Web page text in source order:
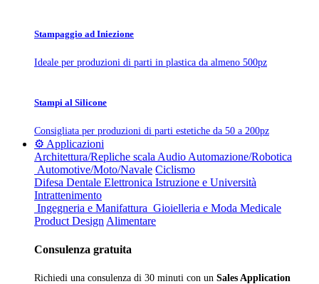
Stampaggio ad Iniezione
Ideale per produzioni di parti in plastica da almeno 500pz
Stampi al Silicone
Consigliata per produzioni di parti estetiche da 50 a 200pz
⚙️ Applicazioni
Architettura/Repliche scala Audio Automazione/Robotica
Automotive/Moto/Navale Ciclismo
Difesa Dentale Elettronica Istruzione e Università
Intrattenimento
Ingegneria e Manifattura Gioielleria e Moda Medicale
Product Design Alimentare
Consulenza gratuita
Richiedi una consulenza di 30 minuti con un Sales Application